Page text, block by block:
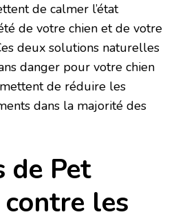
de calmer l’état
de votre chien et de votre
deux solutions naturelles
danger pour votre chien
de réduire les
dans la majorité des
de Pet
contre les